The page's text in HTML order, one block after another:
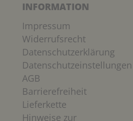
INFORMATION
Impressum
Widerrufsrecht
Datenschutzerklärung
Datenschutzeinstellungen
AGB
Barrierefreiheit
Lieferkette
Hinweise zur